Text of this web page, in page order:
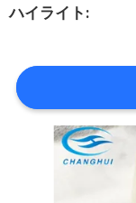
て
工
場
ハイライト: